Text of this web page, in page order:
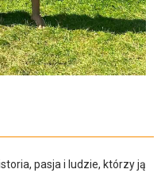
pasja i ludzie, którzy ją